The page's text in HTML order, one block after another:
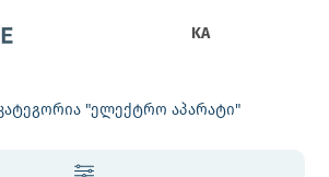
KA
"ელექტრო აპარატი"